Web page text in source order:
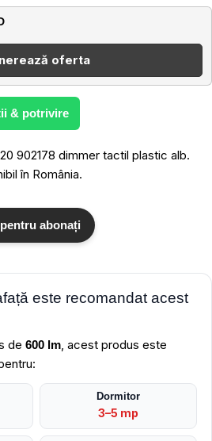
oferta
& potrivire
902178 dimmer tactil plastic alb.
în România.
abonați
este recomandat acest
de 600 lm, acest produs este
Dormitor
3–5 mp